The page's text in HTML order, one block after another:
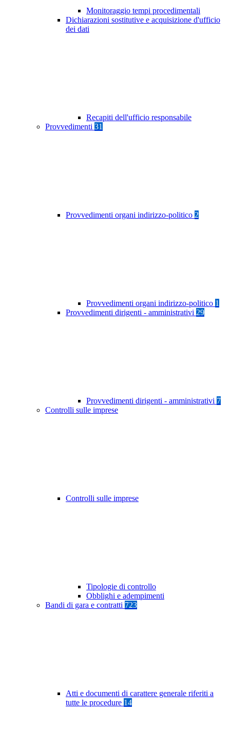
Monitoraggio tempi procedimentali
Dichiarazioni sostitutive e acquisizione d'ufficio
dei dati
Recapiti dell'ufficio responsabile
Provvedimenti 31
Provvedimenti organi indirizzo-politico 2
Provvedimenti organi indirizzo-politico 1
Provvedimenti dirigenti - amministrativi 29
Provvedimenti dirigenti - amministrativi 7
Controlli sulle imprese
Controlli sulle imprese
Tipologie di controllo
Obblighi e adempimenti
Bandi di gara e contratti 723
Atti e documenti di carattere generale riferiti a
tutte le procedure 14